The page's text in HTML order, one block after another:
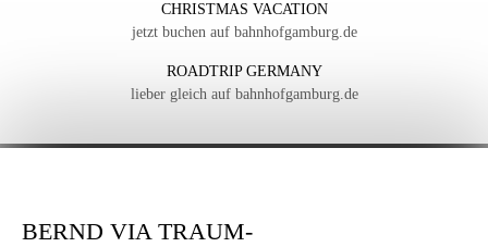
CHRISTMAS VACATION
jetzt buchen auf bahnhofgamburg.de
ROADTRIP GERMANY
lieber gleich auf bahnhofgamburg.de
BERND VIA TRAUM-